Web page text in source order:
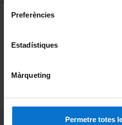
Preferències
Estadístiques
Màrqueting
Permetre totes